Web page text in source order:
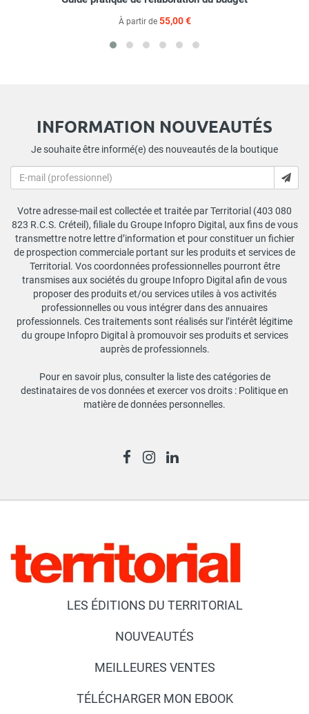
À partir de 55,00 €
INFORMATION NOUVEAUTÉS
Je souhaite être informé(e) des nouveautés de la boutique
Votre adresse-mail est collectée et traitée par Territorial (403 080
823 R.C.S. Créteil), filiale du Groupe Infopro Digital, aux fins de vous
transmettre notre lettre d’information et pour constituer un fichier
de prospection commerciale portant sur les produits et services de
Territorial. Vos coordonnées professionnelles pourront être
transmises aux sociétés du groupe Infopro Digital afin de vous
proposer des produits et/ou services utiles à vos activités
professionnelles ou vous intégrer dans des annuaires
professionnels. Ces traitements sont réalisés sur l’intérêt légitime
du groupe Infopro Digital à promouvoir ses produits et services
auprès de professionnels.
Pour en savoir plus, consulter la liste des catégories de
destinataires de vos données et exercer vos droits : Politique en
matière de données personnelles.
LES ÉDITIONS DU TERRITORIAL
NOUVEAUTÉS
MEILLEURES VENTES
TÉLÉCHARGER MON EBOOK